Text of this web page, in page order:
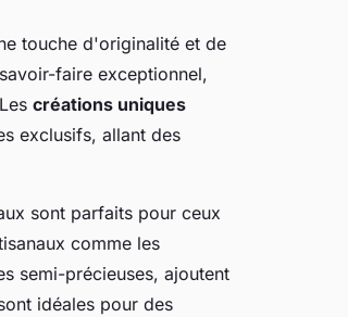
touche d'originalité et de
faire exceptionnel,
créations uniques
exclusifs, allant des
sont parfaits pour ceux
comme les
semi-précieuses, ajoutent
idéales pour des